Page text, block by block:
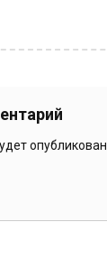
опубликован.